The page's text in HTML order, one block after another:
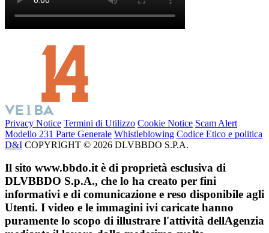
Privacy Notice Termini di Utilizzo Cookie Notice Scam Alert
Modello 231 Parte Generale Whistleblowing Codice Etico e politica
D&I COPYRIGHT © 2026 DLVBBDO S.P.A.
Il sito www.bbdo.it è di proprietà esclusiva di
DLVBBDO S.p.A., che lo ha creato per fini
informativi e di comunicazione e reso disponibile agli
Utenti. I video e le immagini ivi caricate hanno
puramente lo scopo di illustrare l'attività dellAgenzia